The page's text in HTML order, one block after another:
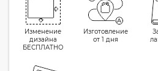
Изменение
дизайна
БЕСПЛАТНО
Изготовление
от 1 дня